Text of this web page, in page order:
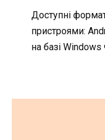
Доступні
пристроями:
на базі Windows